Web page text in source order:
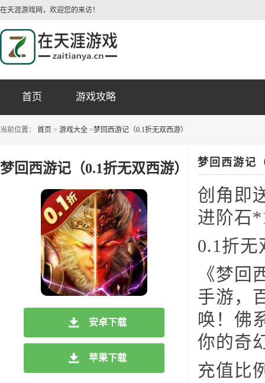
在天涯游戏网，欢迎您的来访！
首页 游戏攻略
当前位置： 首页 > 游戏大全 >梦回西游记（0.1折无双西游）
梦回西游记（0.1折无双西游）
安卓下载
苹果下载
梦回西游记
创角即
进阶石
0.1折无
《梦回
手游，
唤！佛
你的奇
充值比